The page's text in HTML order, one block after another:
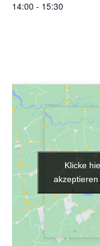
14:00 - 15:30
Klicke
Klicke